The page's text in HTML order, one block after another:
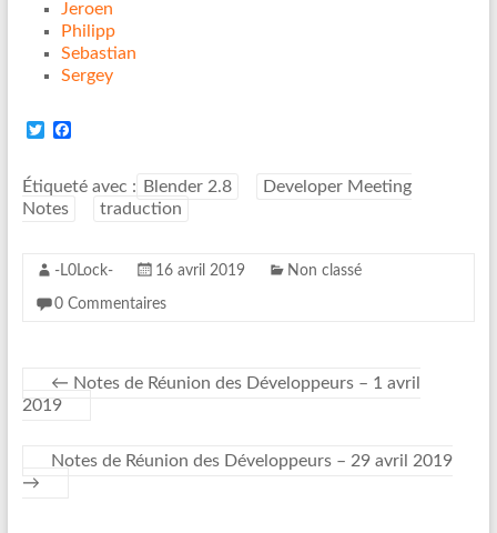
Jeroen
Philipp
Sebastian
Sergey
t
t
e
e
Étiqueté avec : Blender 2.8
Developer Meeting
Notes
traduction
-L0Lock- 16 avril 2019 Non classé
0 Commentaires
← Notes de Réunion des Développeurs – 1 avril
2019
Notes de Réunion des Développeurs – 29 avril 2019
→